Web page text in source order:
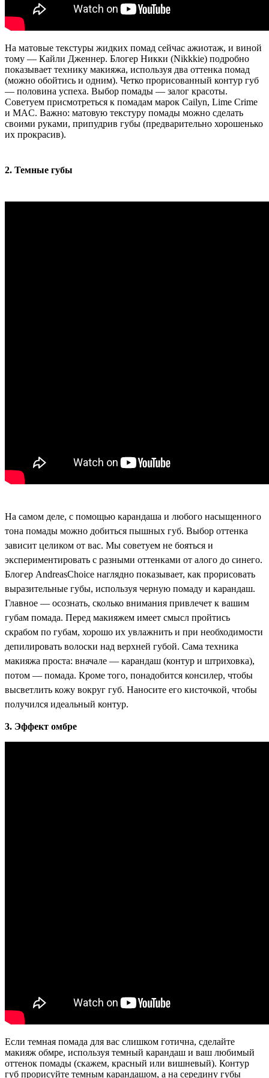
На матовые текстуры жидких помад сейчас ажиотаж, и виной
тому — Кайли Дженнер. Блогер Никки (Nikkkie) подробно
показывает технику макияжа, используя два оттенка помад
(можно обойтись и одним). Четко прорисованный контур губ
— половина успеха. Выбор помады — залог красоты.
Советуем присмотреться к помадам марок Cailyn, Lime Crime
и MAC. Важно: матовую текстуру помады можно сделать
своими руками, припудрив губы (предварительно хорошенько
их прокрасив).
2. Темные губы
На самом деле, с помощью карандаша и любого насыщенного
тона помады можно добиться пышных губ. Выбор оттенка
зависит целиком от вас. Мы советуем не бояться и
экспериментировать с разными оттенками от алого до синего.
Блогер AndreasChoice наглядно показывает, как прорисовать
выразительные губы, используя черную помаду и карандаш.
Главное — осознать, сколько внимания привлечет к вашим
губам помада. Перед макияжем имеет смысл пройтись
скрабом по губам, хорошо их увлажнить и при необходимости
депилировать волоски над верхней губой. Сама техника
макияжа проста: вначале — карандаш (контур и штриховка),
потом — помада. Кроме того, понадобится консилер, чтобы
высветлить кожу вокруг губ. Наносите его кисточкой, чтобы
получился идеальный контур.
3. Эффект омбре
Если темная помада для вас слишком готична, сделайте
макияж обмре, используя темный карандаш и ваш любимый
оттенок помады (скажем, красный или вишневый). Контур
губ прорисуйте темным карандашом, а на середину губы